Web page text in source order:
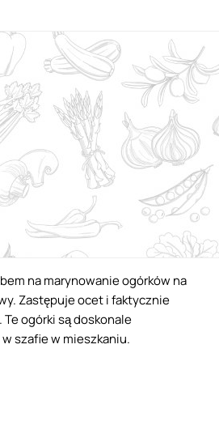
na marynowanie ogórków na
Zastępuje ocet i faktycznie
Te ogórki są doskonale
szafie w mieszkaniu.